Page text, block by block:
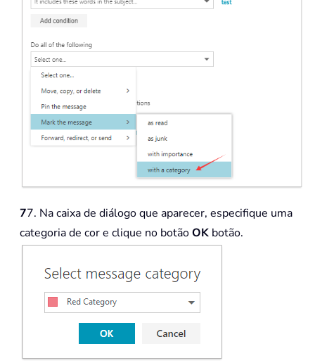
77. Na caixa de diálogo que aparecer, especifique uma
categoria de cor e clique no botãoOK botão.